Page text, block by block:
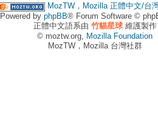
MozTW，Mozilla 正體中文/台
Powered by phpBB® Forum Software ©
正體中文語系由 竹貓星球維護製作
© moztw.org, Mozilla Foundation
MozTW，Mozilla 台灣社群